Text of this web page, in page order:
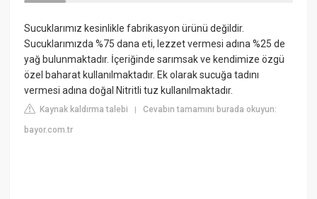
Sucuklarımız kesinlikle fabrikasyon ürünü değildir.
Sucuklarımızda %75 dana eti, lezzet vermesi adına %25 de
yağ bulunmaktadır. İçeriğinde sarımsak ve kendimize özgü
özel baharat kullanılmaktadır. Ek olarak sucuğa tadını
vermesi adına doğal Nitritli tuz kullanılmaktadır.
Kaynak kaldırma talebi |Cevabın tamamını burada okuyun:
bayor.com.tr